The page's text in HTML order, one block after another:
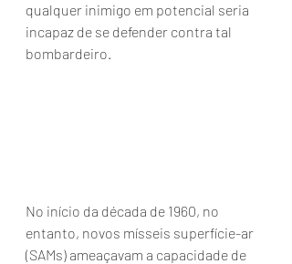
qualquer inimigo em potencial seria
incapaz de se defender contra tal
bombardeiro.
No início da década de 1960, no
entanto, novos mísseis superfície-ar
(SAMs) ameaçavam a capacidade de